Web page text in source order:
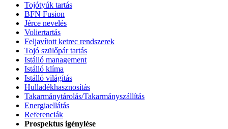
Tojótyúk tartás
BFN Fusion
Jérce nevelés
Voliertartás
Feljavított ketrec rendszerek
Tojó szülőpár tartás
Istálló management
Istálló klíma
Istálló világítás
Hulladékhasznosítás
Takarmánytárolás/Takarmányszállítás
Energiaellátás
Referenciák
Prospektus igénylése